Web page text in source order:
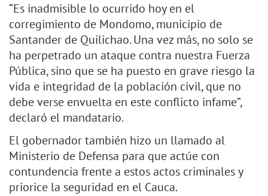
“Es inadmisible lo ocurrido hoy en el
corregimiento de Mondomo, municipio de
Santander de Quilichao. Una vez más, no solo se
ha perpetrado un ataque contra nuestra Fuerza
Pública, sino que se ha puesto en grave riesgo la
vida e integridad de la población civil, que no
debe verse envuelta en este conflicto infame”,
declaró el mandatario.
El gobernador también hizo un llamado al
Ministerio de Defensa para que actúe con
contundencia frente a estos actos criminales y
priorice la seguridad en el Cauca.